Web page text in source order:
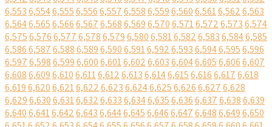
6,5536,5546,5556,5566,5576,5586,5596,5606,5616,5626,563
6,5646,5656,5666,5676,5686,5696,5706,5716,5726,5736,574
6,5756,5766,5776,5786,5796,5806,5816,5826,5836,5846,585
6,5866,5876,5886,5896,5906,5916,5926,5936,5946,5956,596
6,5976,5986,5996,6006,6016,6026,6036,6046,6056,6066,607
6,6086,6096,6106,6116,6126,6136,6146,6156,6166,6176,618
6,6196,6206,6216,6226,6236,6246,6256,6266,6276,628
6,6296,6306,6316,6326,6336,6346,6356,6366,6376,6386,639
6,6406,6416,6426,6436,6446,6456,6466,6476,6486,6496,650